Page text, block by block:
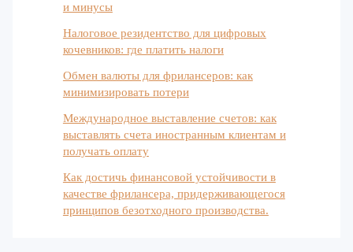
и минусы
Налоговое резидентство для цифровых
кочевников: где платить налоги
Обмен валюты для фрилансеров: как
минимизировать потери
Международное выставление счетов: как
выставлять счета иностранным клиентам и
получать оплату
Как достичь финансовой устойчивости в
качестве фрилансера, придерживающегося
принципов безотходного производства.